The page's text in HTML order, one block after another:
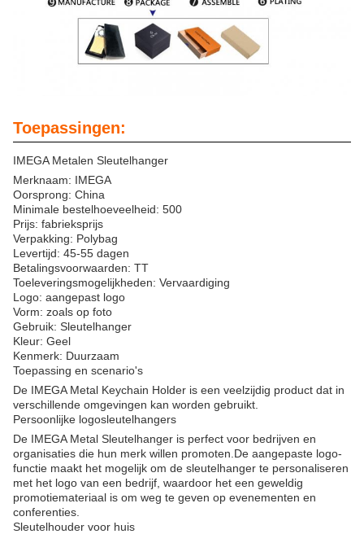
Toepassingen:
IMEGA Metalen Sleutelhanger
Merknaam: IMEGA
Oorsprong: China
Minimale bestelhoeveelheid: 500
Prijs: fabrieksprijs
Verpakking: Polybag
Levertijd: 45-55 dagen
Betalingsvoorwaarden: TT
Toeleveringsmogelijkheden: Vervaardiging
Logo: aangepast logo
Vorm: zoals op foto
Gebruik: Sleutelhanger
Kleur: Geel
Kenmerk: Duurzaam
Toepassing en scenario's
De IMEGA Metal Keychain Holder is een veelzijdig product dat in
verschillende omgevingen kan worden gebruikt.
Persoonlijke logosleutelhangers
De IMEGA Metal Sleutelhanger is perfect voor bedrijven en
organisaties die hun merk willen promoten.De aangepaste logo-
functie maakt het mogelijk om de sleutelhanger te personaliseren
met het logo van een bedrijf, waardoor het een geweldig
promotiemateriaal is om weg te geven op evenementen en
conferenties.
Sleutelhouder voor huis